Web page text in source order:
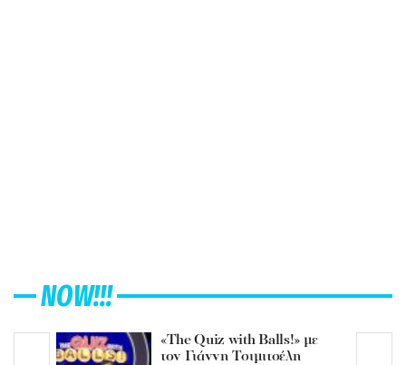
NOW!!!
«The Quiz with Balls!» με
τον Γιάννη Τσιμιτσέλη